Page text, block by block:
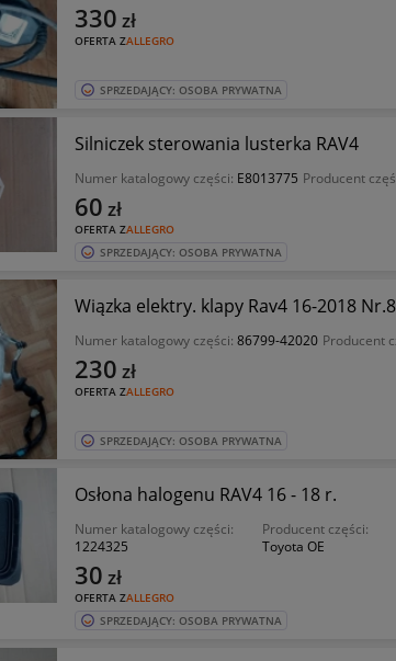
OFERTA ZALLEGRO
330 zł
SPRZEDAJĄCY: OSOBA PRYWATNA
Silniczek sterowania lusterka RAV4
Numer katalogowy części: E8013775 Producent
OFERTA ZALLEGRO
60 zł
SPRZEDAJĄCY: OSOBA PRYWATNA
Wiązka elektry. klapy Rav4 16-2018
Numer katalogowy części: 86799-42020 Producent
OFERTA ZALLEGRO
230 zł
SPRZEDAJĄCY: OSOBA PRYWATNA
Osłona halogenu RAV4 16 - 18 r.
Numer katalogowy części:
1224325
Producent części:
Toyota OE
OFERTA ZALLEGRO
30 zł
SPRZEDAJĄCY: OSOBA PRYWATNA